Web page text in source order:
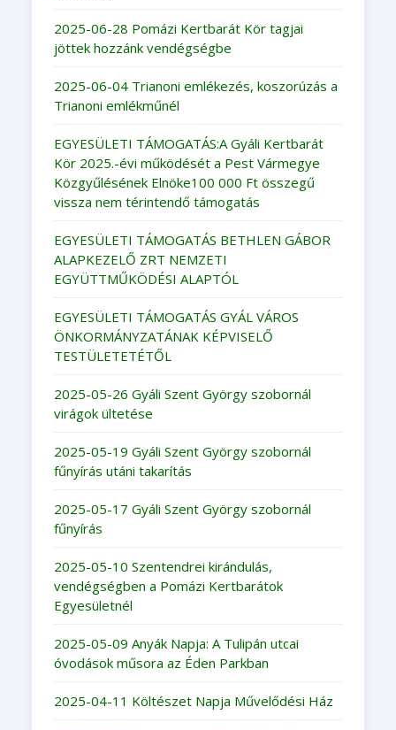
2025-06-28 Pomázi Kertbarát Kör tagjai
jöttek hozzánk vendégségbe
2025-06-04 Trianoni emlékezés, koszorúzás a
Trianoni emlékműnél
EGYESÜLETI TÁMOGATÁS:A Gyáli Kertbarát
Kör 2025.-évi működését a Pest Vármegye
Közgyűlésének Elnöke100 000 Ft összegű
vissza nem térintendő támogatás
EGYESÜLETI TÁMOGATÁS BETHLEN GÁBOR
ALAPKEZELŐ ZRT NEMZETI
EGYÜTTMŰKÖDÉSI ALAPTÓL
EGYESÜLETI TÁMOGATÁS GYÁL VÁROS
ÖNKORMÁNYZATÁNAK KÉPVISELŐ
TESTÜLETETÉTŐL
2025-05-26 Gyáli Szent György szobornál
virágok ültetése
2025-05-19 Gyáli Szent György szobornál
fűnyírás utáni takarítás
2025-05-17 Gyáli Szent György szobornál
fűnyírás
2025-05-10 Szentendrei kirándulás,
vendégségben a Pomázi Kertbarátok
Egyesületnél
2025-05-09 Anyák Napja: A Tulipán utcai
óvodások műsora az Éden Parkban
2025-04-11 Költészet Napja Művelődési Ház